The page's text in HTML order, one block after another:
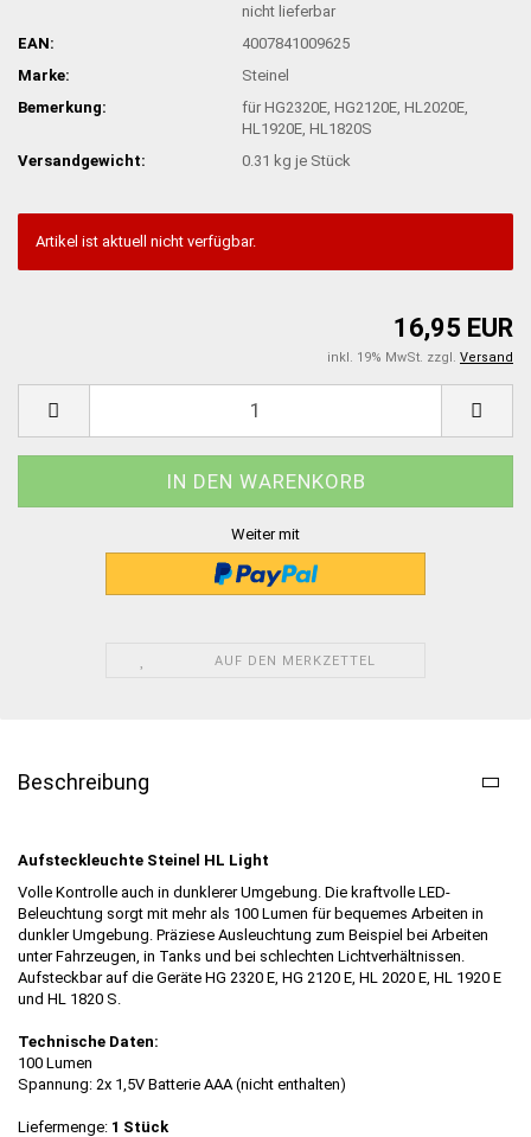
nicht lieferbar
EAN:
4007841009625
Marke:
Steinel
Bemerkung:
für HG2320E, HG2120E, HL2020E,
HL1920E, HL1820S
Versandgewicht:
0.31 kg je Stück
Artikel ist aktuell nicht verfügbar.
16,95 EUR
inkl. 19% MwSt. zzgl. Versand
Weiter mit
AUF DEN MERKZETTEL
Beschreibung
Aufsteckleuchte Steinel HL Light
Volle Kontrolle auch in dunklerer Umgebung. Die kraftvolle LED-
Beleuchtung sorgt mit mehr als 100 Lumen für bequemes Arbeiten in
dunkler Umgebung. Präziese Ausleuchtung zum Beispiel bei Arbeiten
unter Fahrzeugen, in Tanks und bei schlechten Lichtverhältnissen.
Aufsteckbar auf die Geräte HG 2320 E, HG 2120 E, HL 2020 E, HL 1920 E
und HL 1820 S.
Technische Daten:
100 Lumen
Spannung: 2x 1,5V Batterie AAA (nicht enthalten)
Liefermenge: 1 Stück